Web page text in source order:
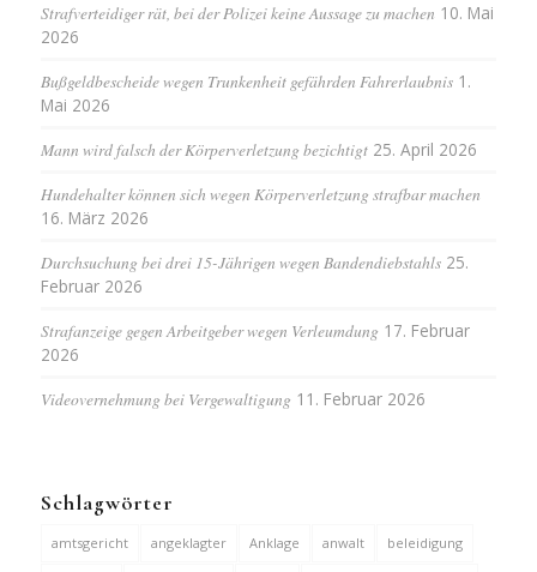
Strafverteidiger rät, bei der Polizei keine Aussage zu machen 10. Mai
2026
Bußgeldbescheide wegen Trunkenheit gefährden Fahrerlaubnis 1.
Mai 2026
Mann wird falsch der Körperverletzung bezichtigt 25. April 2026
Hundehalter können sich wegen Körperverletzung strafbar machen
16. März 2026
Durchsuchung bei drei 15-Jährigen wegen Bandendiebstahls 25.
Februar 2026
Strafanzeige gegen Arbeitgeber wegen Verleumdung 17. Februar
2026
Videovernehmung bei Vergewaltigung 11. Februar 2026
Schlagwörter
amtsgericht angeklagter Anklage anwalt beleidigung